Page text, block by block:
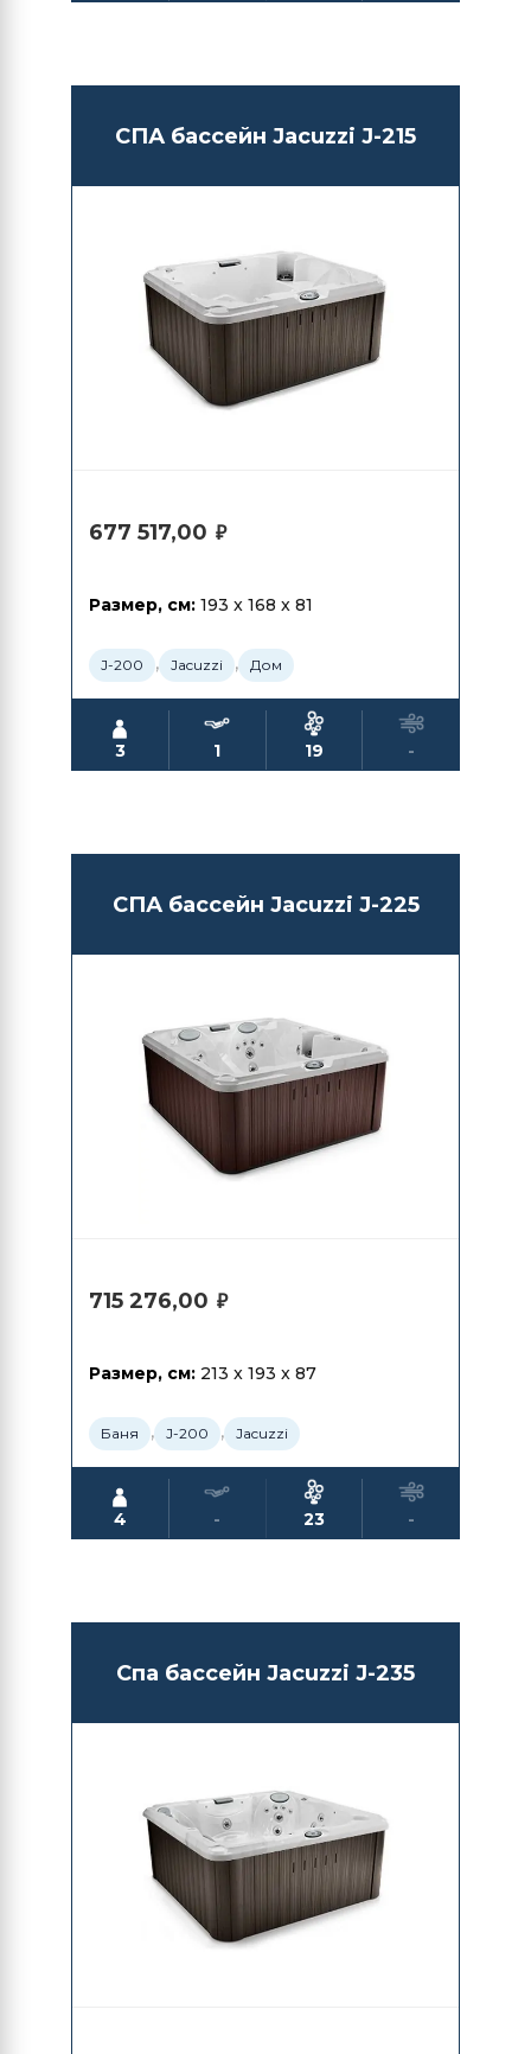
СПА бассейн Jacuzzi J-215
677 517,00 ₽
Размер, см: 193 x 168 x 81
J-200 , Jacuzzi , Дом
3 1 19 -
СПА бассейн Jacuzzi J-225
715 276,00 ₽
Размер, см: 213 x 193 x 87
Баня , J-200 , Jacuzzi
4 - 23 -
Спа бассейн Jacuzzi J-235